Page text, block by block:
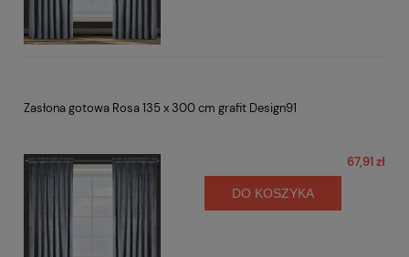
Zasłona gotowa Rosa 135 x 300 cm grafit Design91
67,91 zł
DO KOSZYKA